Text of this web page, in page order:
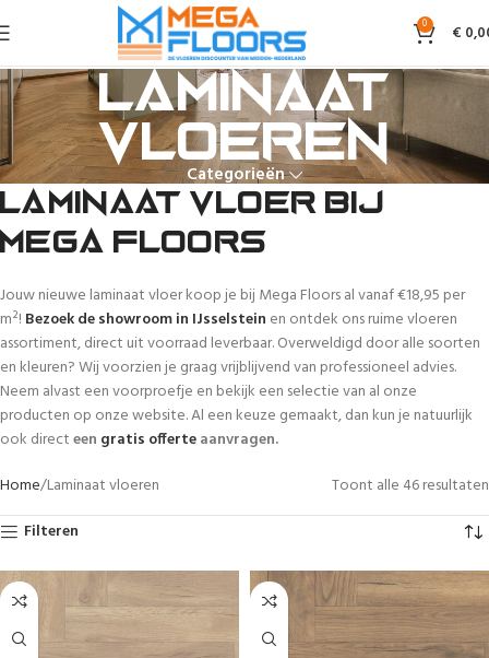
0 €
Laminaat
vloeren
Categorieën
Laminaat vloer bij
Mega Floors
Jouw nieuwe laminaat vloer koop je bij Mega Floors al vanaf €18,95 per
m²! Bezoek de showroom in IJsselstein en ontdek ons ruime vloeren
assortiment, direct uit voorraad leverbaar. Overweldigd door alle soorten
en kleuren? Wij voorzien je graag vrijblijvend van professioneel advies.
Neem alvast een voorproefje en bekijk een selectie van al onze
producten op onze website. Al een keuze gemaakt, dan kun je natuurlijk
ook directeen gratis offerteaanvragen.
Home Laminaat vloeren
Toont alle 46 resultaten
Filteren